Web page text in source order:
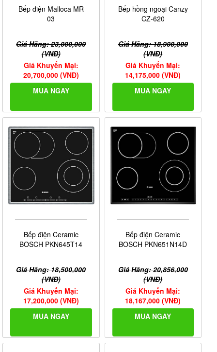
Bếp điện Malloca MR
03
Giá Hãng: 23,000,000
(VNĐ)
Giá Khuyến Mại:
20,700,000 (VNĐ)
MUA NGAY
Bếp hồng ngoại Canzy
CZ-620
Giá Hãng: 18,900,000
(VNĐ)
Giá Khuyến Mại:
14,175,000 (VNĐ)
MUA NGAY
Bếp điện Ceramic
BOSCH PKN645T14
Giá Hãng: 18,500,000
(VNĐ)
Giá Khuyến Mại:
17,200,000 (VNĐ)
MUA NGAY
Bếp điện Ceramic
BOSCH PKN651N14D
Giá Hãng: 20,856,000
(VNĐ)
Giá Khuyến Mại:
18,167,000 (VNĐ)
MUA NGAY